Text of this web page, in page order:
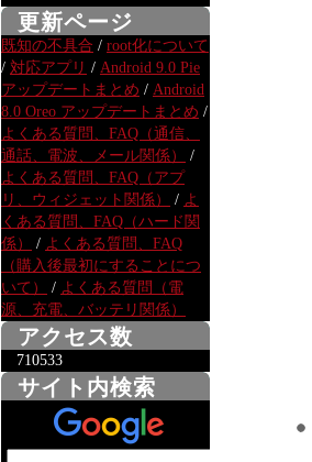
更新ページ
既知の不具合 / root化について
/ 対応アプリ / Android 9.0 Pie
アップデートまとめ / Android
8.0 Oreo アップデートまとめ /
よくある質問、FAQ（通信、
通話、電波、メール関係）
/
よくある質問、FAQ（アプ
リ、ウィジェット関係）
/ よ
くある質問、FAQ（ハード関
係）
/ よくある質問、FAQ
（購入後最初にすることにつ
いて）
/ よくある質問（電
源、充電、バッテリ関係）
アクセス数
710533
サイト内検索